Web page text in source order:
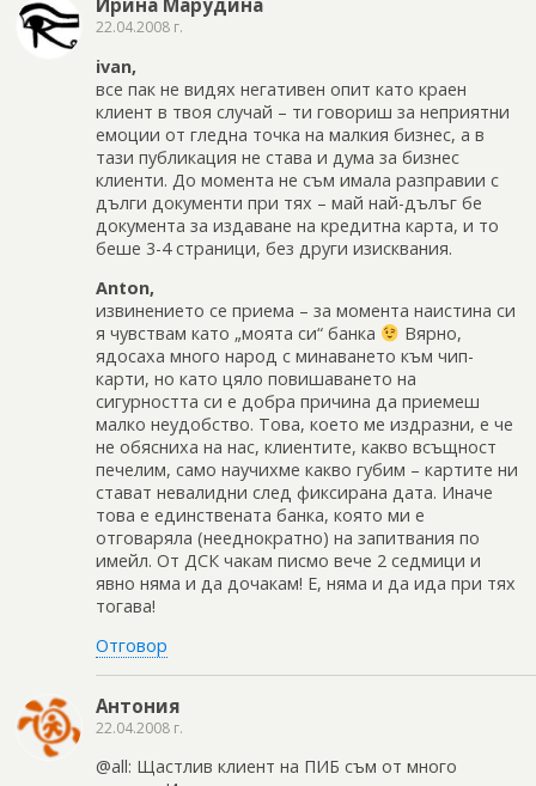
Ирина Марудина
22.04.2008 г.
ivan,
все пак не видях негативен опит като краен
клиент в твоя случай – ти говориш за неприятни
емоции от гледна точка на малкия бизнес, а в
тази публикация не става и дума за бизнес
клиенти. До момента не съм имала разправии с
дълги документи при тях – май най-дълъг бе
документа за издаване на кредитна карта, и то
беше 3-4 страници, без други изисквания.
Anton,
извинението се приема – за момента наистина си
я чувствам като „моята си“ банка
Вярно,
ядосаха много народ с минаването към чип-
карти, но като цяло повишаването на
сигурността си е добра причина да приемеш
малко неудобство. Това, което ме издразни, е че
не обясниха на нас, клиентите, какво всъщност
печелим, само научихме какво губим – картите ни
стават невалидни след фиксирана дата. Иначе
това е единствената банка, която ми е
отговаряла (нееднократно) на запитвания по
имейл. От ДСК чакам писмо вече 2 седмици и
явно няма и да дочакам! Е, няма и да ида при тях
тогава!
Отговор
Антония
22.04.2008 г.
@all: Щастлив клиент на ПИБ съм от много